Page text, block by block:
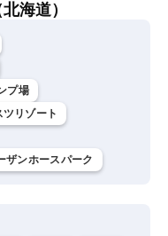
海道）
プ場
ツリゾート
ザンホースパーク